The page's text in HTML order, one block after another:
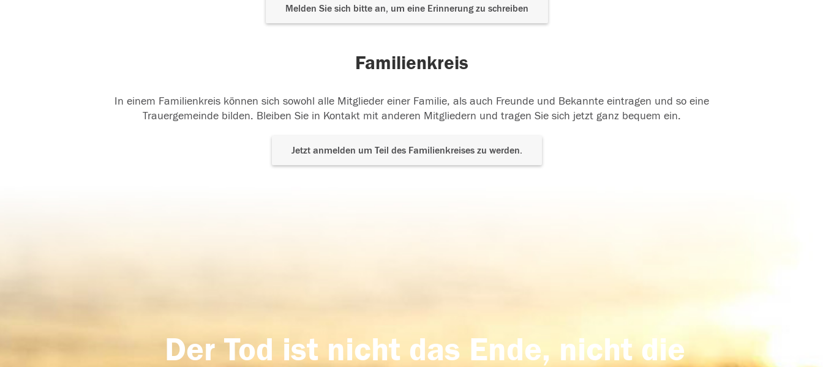
Melden Sie sich bitte an, um eine Erinnerung zu schreiben
Familienkreis
In einem Familienkreis können sich sowohl alle Mitglieder einer Familie, als auch Freunde und Bekannte eintragen und so eine
Trauergemeinde bilden. Bleiben Sie in Kontakt mit anderen Mitgliedern und tragen Sie sich jetzt ganz bequem ein.
Jetzt anmelden um Teil des Familienkreises zu werden.
Der Tod ist nicht das Ende, nicht die